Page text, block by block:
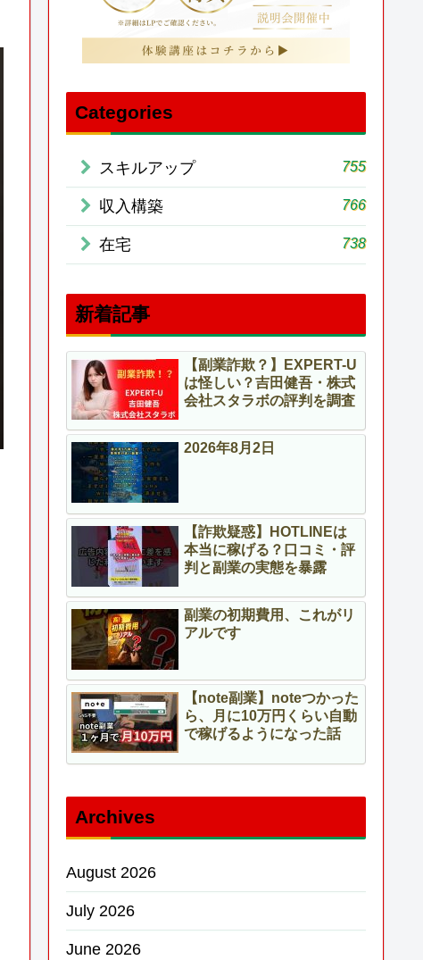
Categories
スキルアップ 755
収入構築 766
在宅 738
新着記事
【副業詐欺？】EXPERT-U
は怪しい？吉田健吾・株式
会社スタラボの評判を調査
2026年8月2日
【詐欺疑惑】HOTLINEは
本当に稼げる？口コミ・評
判と副業の実態を暴露
副業の初期費用、これがリ
アルです
【note副業】noteつかった
ら、月に10万円くらい自動
で稼げるようになった話
Archives
August 2026
July 2026
June 2026